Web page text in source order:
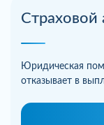
Страховой
Юридическая
отказывает в